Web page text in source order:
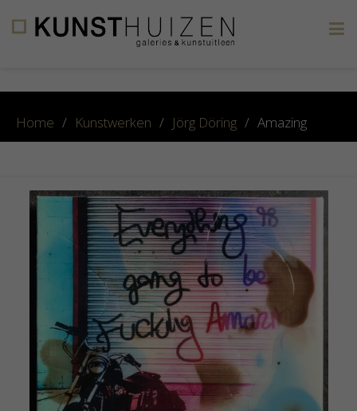
Home / Kunstwerken / Jörg Döring / Amazing